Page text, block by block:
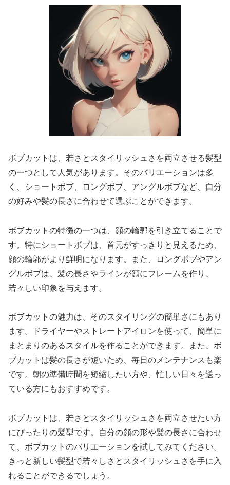
ボブカットは、若さとスタイリッシュさを両立させる髪型
の一つとして人気があります。そのバリエーションは多
く、ショートボブ、ロングボブ、アングルボブなど、自分
の好みや髪の長さに合わせて選ぶことができます。
ボブカットの特徴の一つは、顔の輪郭を引き立てることで
す。特にショートボブは、首元がすっきりと見えるため、
顔の輪郭がより鮮明になります。また、ロングボブやアン
グルボブは、髪の長さやラインが顔にフレームを作り、
若々しい印象を与えます。
ボブカットの魅力は、そのスタイリングの簡単さにもあり
ます。ドライヤーやストレートアイロンを使って、簡単に
まとまりのあるスタイルを作ることができます。また、ボ
ブカットは髪の長さが短いため、毎日のメンテナンスも楽
です。朝の準備時間を短縮したい方や、忙しい日々を送っ
ている方にもおすすめです。
ボブカットは、若さとスタイリッシュさを両立させたい方
にぴったりの髪型です。自分の顔の形や髪の長さに合わせ
て、ボブカットのバリエーションを試してみてください。
きっと新しい髪型で若々しさとスタイリッシュさを手に入
れることができるでしょう。